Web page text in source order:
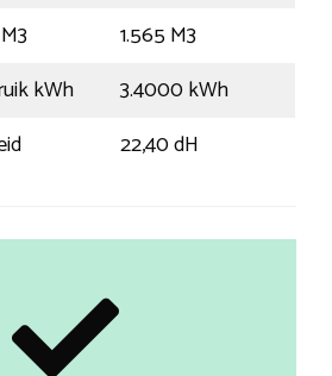
1.565 M3
kWh
3.4000 kWh
22,40 dH